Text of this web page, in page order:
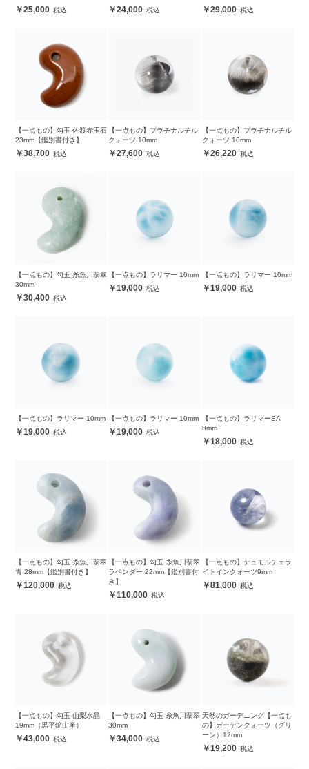
25,000 24,000 29,000
【一点もの】勾玉 佐渡赤玉石
23mm【鑑別書付き】
38,700
【一点もの】プラチナルチル
クォーツ 10mm
27,600
【一点もの】プラチナルチル
クォーツ 10mm
26,220
【一点もの】勾玉 糸魚川翡翠
30mm
30,400
【一点もの】ラリマー 10mm
19,000
【一点もの】ラリマー 10mm
19,000
【一点もの】ラリマー 10mm
19,000
【一点もの】ラリマー 10mm
19,000
【一点もの】ラリマーSA
8mm
18,000
【一点もの】勾玉 糸魚川翡翠
青 28mm【鑑別書付き】
120,000
【一点もの】勾玉 糸魚川翡翠
ラベンダー 22mm【鑑別書付
き】
110,000
【一点もの】デュモルチェラ
イトインクォーツ9mm
81,000
【一点もの】勾玉 山梨水晶
19mm（黒平鉱山産）
43,000
【一点もの】勾玉 糸魚川翡翠
30mm
34,000
天然のガーデニング【一点も
の】ガーデンクォーツ（グリ
ーン）12mm
19,200